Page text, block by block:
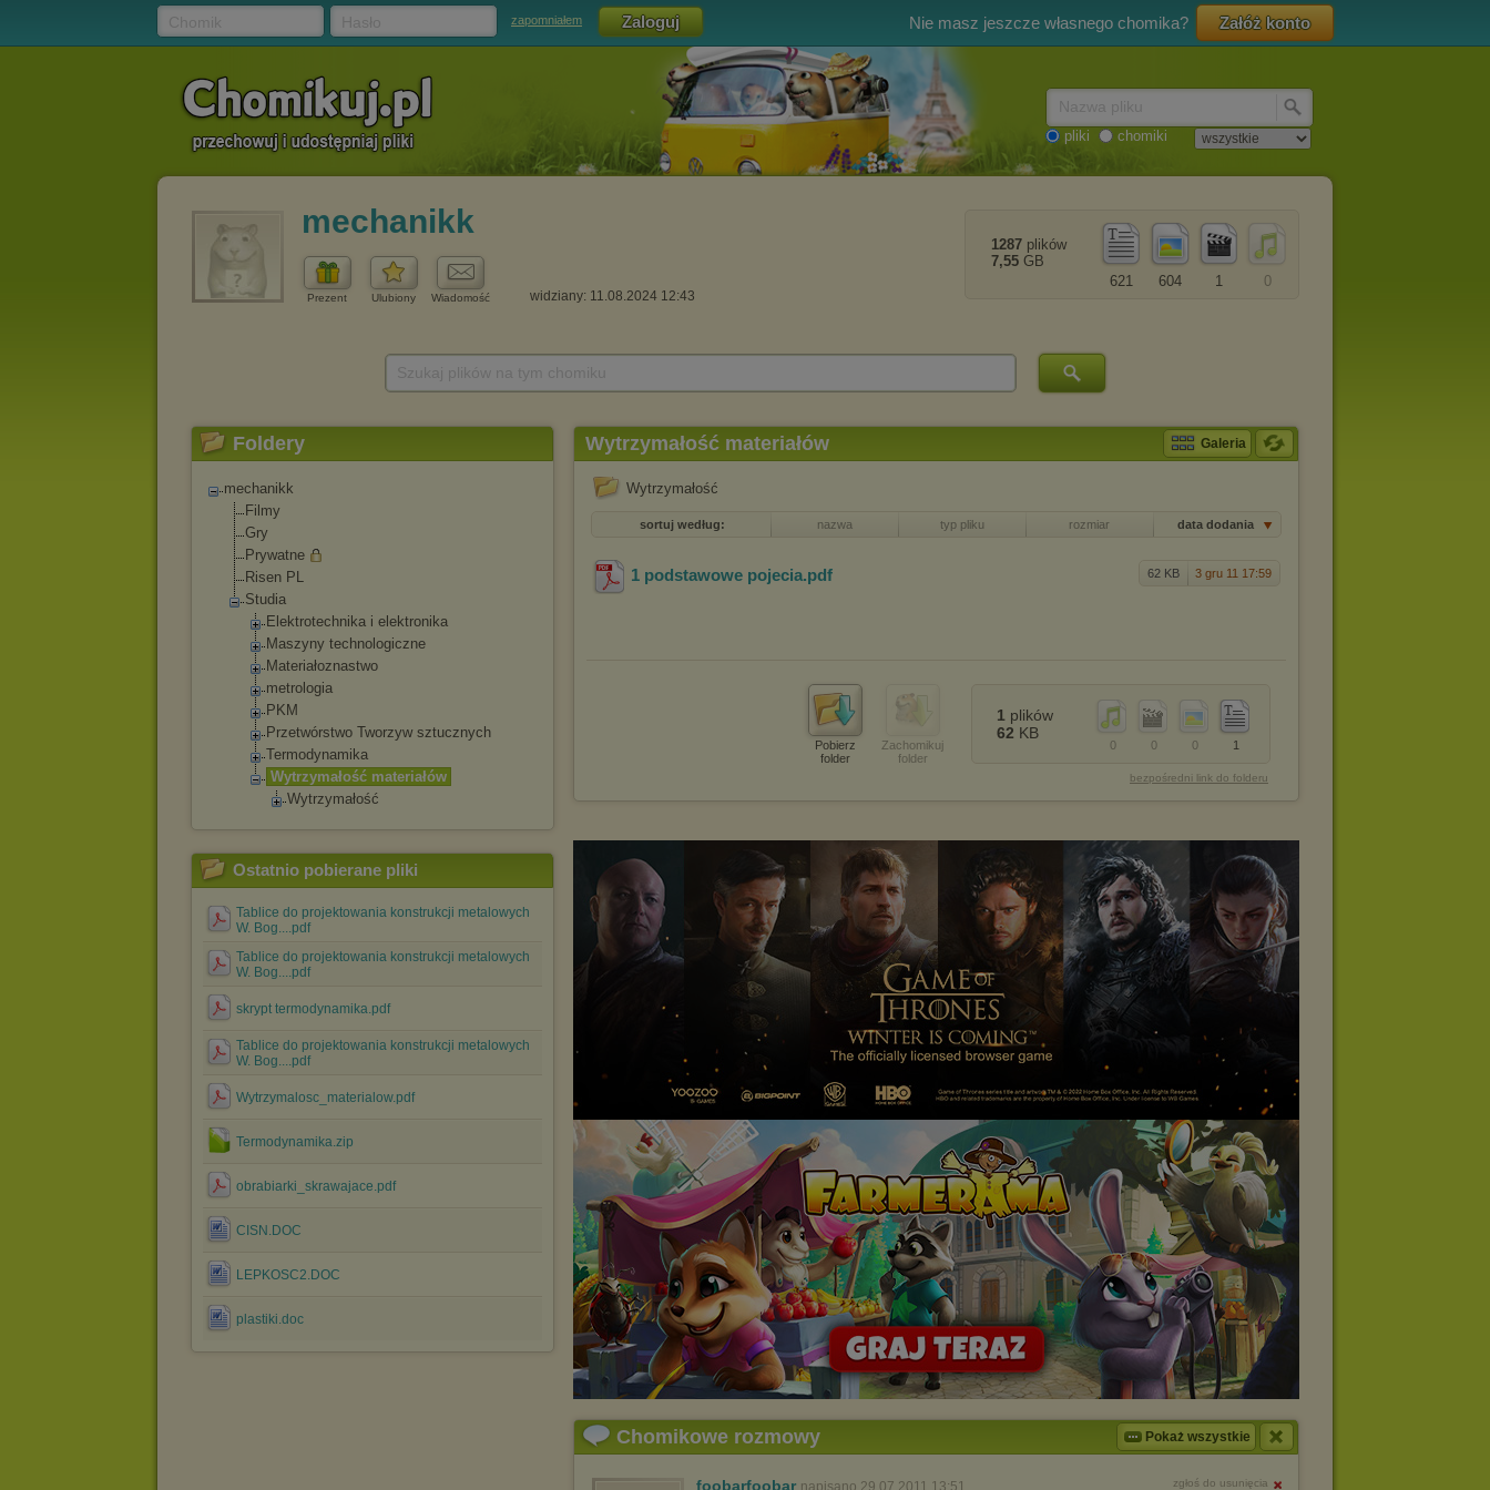
zapomniałem Nie masz jeszcze własnego chomika? Załóż konto
pliki chomiki
mechanikk
Prezent Ulubiony Wiadomość widziany: 11.08.2024 12:43
0
1
604
621
1287 plików
7,55 GB
Foldery
mechanikk
Filmy
Gry
Prywatne
Risen PL
Studia
Elektrotechnika i elektronika
Maszyny technologiczne
Materiałoznastwo
metrologia
PKM
Przetwórstwo Tworzyw sztucznych
Termodynamika
Wytrzymałość materiałów
Wytrzymałość
Ostatnio pobierane pliki
Tablice do projektowania konstrukcji metalowych
W. Bog....pdf
Tablice do projektowania konstrukcji metalowych
W. Bog....pdf
skrypt termodynamika.pdf
Tablice do projektowania konstrukcji metalowych
W. Bog....pdf
Wytrzymalosc_materialow.pdf
Termodynamika.zip
obrabiarki_skrawajace.pdf
CISN.DOC
LEPKOSC2.DOC
plastiki.doc
Wytrzymałość materiałów Galeria
Wytrzymałość
sortuj według: nazwa typ pliku rozmiar data dodania
62 KB 3 gru 11 17:59
1 podstawowe pojecia.pdf
Pobierz
folder
Zachomikuj
folder
1
0
0
0
1 plików
62 KB
bezpośredni link do folderu
Chomikowe rozmowy Pokaż wszystkie
foobarfoobar napisano 29.07.2011 13:51 zgłoś do usunięcia